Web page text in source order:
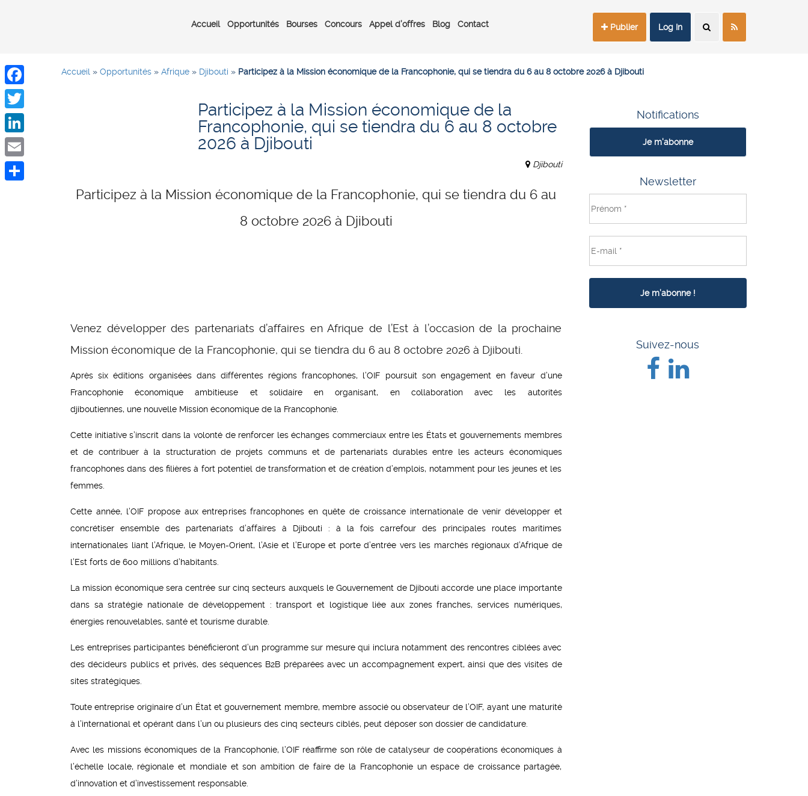
Accueil Opportunités Bourses Concours Appel d’offres Blog Contact Publier Log In
Accueil » Opportunités » Afrique » Djibouti » Participez à la Mission économique de la Francophonie, qui se tiendra du 6 au 8 octobre 2026 à Djibouti
Participez à la Mission économique de la
Francophonie, qui se tiendra du 6 au 8 octobre
2026 à Djibouti
Djibouti
Participez à la Mission économique de la Francophonie, qui se tiendra du 6 au
8 octobre 2026 à Djibouti
Venez développer des partenariats d’affaires en Afrique de l’Est à l’occasion de la prochaine
Mission économique de la Francophonie, qui se tiendra du 6 au 8 octobre 2026 à Djibouti.
Après six éditions organisées dans différentes régions francophones, l’OIF poursuit son engagement en faveur d’une
Francophonie économique ambitieuse et solidaire en organisant, en collaboration avec les autorités
djiboutiennes, une nouvelle Mission économique de la Francophonie.
Cette initiative s’inscrit dans la volonté de renforcer les échanges commerciaux entre les États et gouvernements membres
et de contribuer à la structuration de projets communs et de partenariats durables entre les acteurs économiques
francophones dans des filières à fort potentiel de transformation et de création d’emplois, notamment pour les jeunes et les
femmes.
Cette année, l’OIF propose aux entreprises francophones en quête de croissance internationale de venir développer et
concrétiser ensemble des partenariats d’affaires à Djibouti : à la fois carrefour des principales routes maritimes
internationales liant l’Afrique, le Moyen-Orient, l’Asie et l’Europe et porte d’entrée vers les marchés régionaux d’Afrique de
l’Est forts de 600 millions d’habitants.
La mission économique sera centrée sur cinq secteurs auxquels le Gouvernement de Djibouti accorde une place importante
dans sa stratégie nationale de développement : transport et logistique liée aux zones franches, services numériques,
énergies renouvelables, santé et tourisme durable.
Les entreprises participantes bénéficieront d’un programme sur mesure qui inclura notamment des rencontres ciblées avec
des décideurs publics et privés, des séquences B2B préparées avec un accompagnement expert, ainsi que des visites de
sites stratégiques.
Toute entreprise originaire d’un État et gouvernement membre, membre associé ou observateur de l’OIF, ayant une maturité
à l’international et opérant dans l’un ou plusieurs des cinq secteurs ciblés, peut déposer son dossier de candidature.
Avec les missions économiques de la Francophonie, l’OIF réaffirme son rôle de catalyseur de coopérations économiques à
l’échelle locale, régionale et mondiale et son ambition de faire de la Francophonie un espace de croissance partagée,
d’innovation et d’investissement responsable.
Notifications
Je m'abonne
Newsletter
Suivez-nous
Facebook
Twitter
LinkedIn
Email